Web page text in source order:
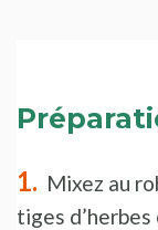
Mixez au
tiges